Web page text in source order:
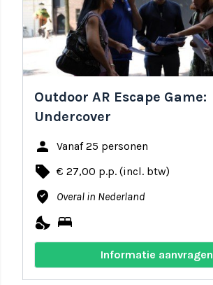
Outdoor AR Escape Game:
Undercover
person Vanaf 25 personen
local_offer € 27,00 p.p. (incl. btw)
where_to_vote Overal in Nederland
nights_stay bed
Informatie aanvragen